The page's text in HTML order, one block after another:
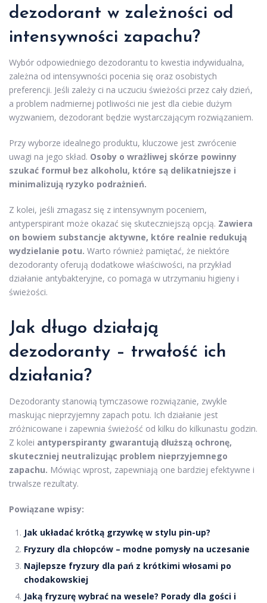
dezodorant w zależności od
intensywności zapachu?
Wybór odpowiedniego dezodorantu to kwestia indywidualna,
zależna od intensywności pocenia się oraz osobistych
preferencji. Jeśli zależy ci na uczuciu świeżości przez cały dzień,
a problem nadmiernej potliwości nie jest dla ciebie dużym
wyzwaniem, dezodorant będzie wystarczającym rozwiązaniem.
Przy wyborze idealnego produktu, kluczowe jest zwrócenie
uwagi na jego skład. Osoby o wrażliwej skórze powinny
szukać formuł bez alkoholu, które są delikatniejsze i
minimalizują ryzyko podrażnień.
Z kolei, jeśli zmagasz się z intensywnym poceniem,
antyperspirant może okazać się skuteczniejszą opcją. Zawiera
on bowiem substancje aktywne, które realnie redukują
wydzielanie potu. Warto również pamiętać, że niektóre
dezodoranty oferują dodatkowe właściwości, na przykład
działanie antybakteryjne, co pomaga w utrzymaniu higieny i
świeżości.
Jak długo działają
dezodoranty – trwałość ich
działania?
Dezodoranty stanowią tymczasowe rozwiązanie, zwykle
maskując nieprzyjemny zapach potu. Ich działanie jest
zróżnicowane i zapewnia świeżość od kilku do kilkunastu godzin.
Z kolei antyperspiranty gwarantują dłuższą ochronę,
skuteczniej neutralizując problem nieprzyjemnego
zapachu. Mówiąc wprost, zapewniają one bardziej efektywne i
trwalsze rezultaty.
Powiązane wpisy:
Jak układać krótką grzywkę w stylu pin-up?
Fryzury dla chłopców – modne pomysły na uczesanie
Najlepsze fryzury dla pań z krótkimi włosami po
chodakowskiej
Jaką fryzurę wybrać na wesele? Porady dla gości i